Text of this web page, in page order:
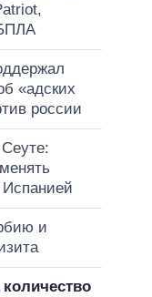
«адских
россии
Испанией
и